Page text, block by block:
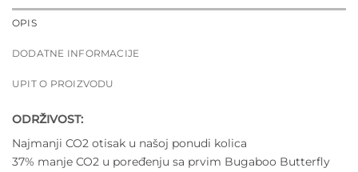
OPIS
DODATNE INFORMACIJE
UPIT O PROIZVODU
ODRŽIVOST:
Najmanji CO2 otisak u našoj ponudi kolica
37% manje CO2 u poređenju sa prvim Bugaboo Butterfly